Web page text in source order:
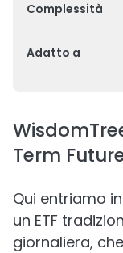
Complessità
Adatto a
Term
Qui entriamo
un ETF
giornaliera,